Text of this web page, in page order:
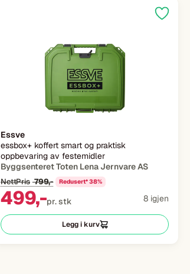
Essve
essbox+ koffert smart og praktisk
oppbevaring av festemidler
Byggsenteret Toten Lena Jernvare AS
NettPris 799,- Redusert* 38%
499,-pr. stk 8 igjen
Legg i kurv